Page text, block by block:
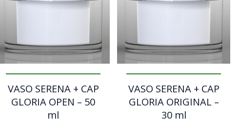
VASO SERENA + CAP
GLORIA OPEN – 50
ml
VASO SERENA + CAP
GLORIA ORIGINAL –
30 ml